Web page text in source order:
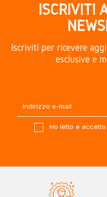
ISCRIVITI
Iscriviti per ricevere
esclusive e
Ho letto e accetto